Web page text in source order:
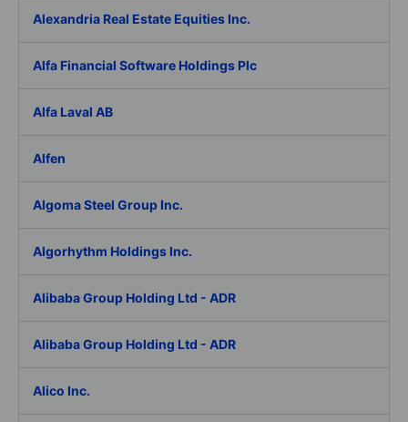
Alexandria Real Estate Equities Inc.
Alfa Financial Software Holdings Plc
Alfa Laval AB
Alfen
Algoma Steel Group Inc.
Algorhythm Holdings Inc.
Alibaba Group Holding Ltd - ADR
Alibaba Group Holding Ltd - ADR
Alico Inc.